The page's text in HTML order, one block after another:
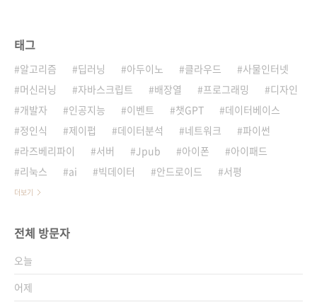
태그
알고리즘 딥러닝 아두이노 클라우드
사물인터넷
머신러닝
자바스크립트 배장열 프로그래밍
디자인
개발자
인공지능 이벤트 챗GPT
데이터베이스
정인식
제이펍 데이터분석 네트워크
파이썬
라즈베리파이
서버 Jpub 아이폰
아이패드
리눅스
ai 빅데이터 안드로이드 서평
더보기
전체 방문자
오늘
어제